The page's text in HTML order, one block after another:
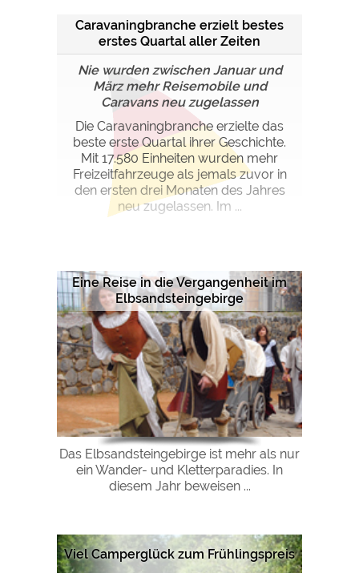
Caravaningbranche erzielt bestes
erstes Quartal aller Zeiten
Nie wurden zwischen Januar und
März mehr Reisemobile und
Caravans neu zugelassen
Die Caravaningbranche erzielte das
beste erste Quartal ihrer Geschichte.
Mit 17.580 Einheiten wurden mehr
Freizeitfahrzeuge als jemals zuvor in
den ersten drei Monaten des Jahres
neu zugelassen. Im ...
Eine Reise in die Vergangenheit im
Elbsandsteingebirge
Das Elbsandsteingebirge ist mehr als nur
ein Wander- und Kletterparadies. In
diesem Jahr beweisen ...
Viel Camperglück zum Frühlingspreis